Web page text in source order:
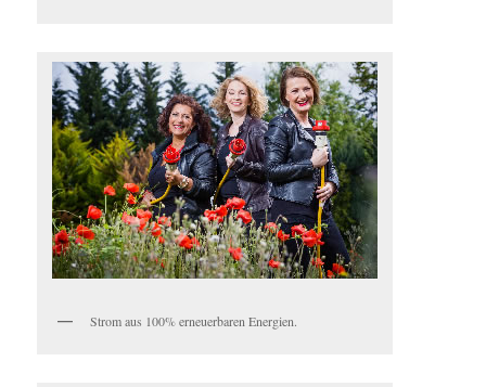
Strom aus 100% erneuerbaren Energien.